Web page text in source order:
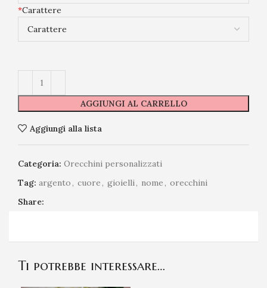
*Carattere
AGGIUNGI AL CARRELLO
Aggiungi alla lista
Categoria: Orecchini personalizzati
Tag: argento, cuore, gioielli, nome, orecchini
Share:
Ti potrebbe interessare…